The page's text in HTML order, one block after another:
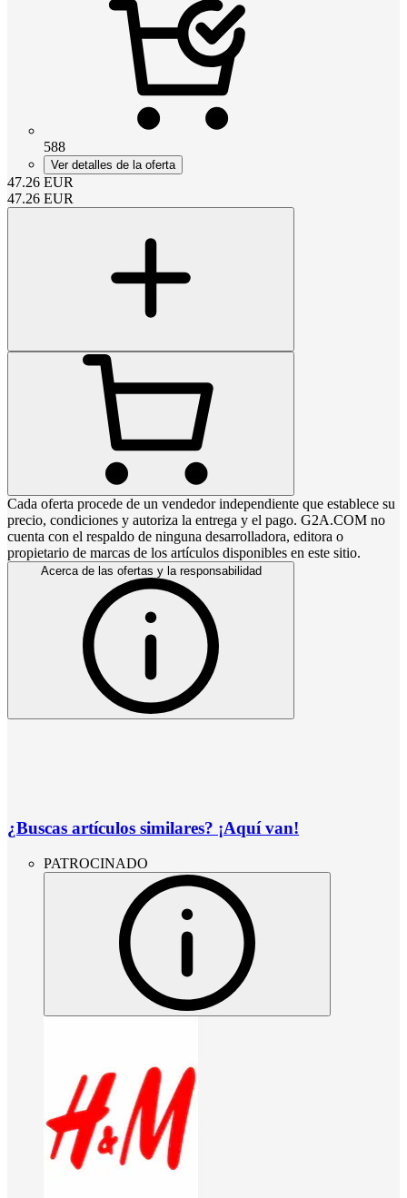
588
Ver detalles de la oferta
47.26 EUR
47.26 EUR
Cada oferta procede de un vendedor independiente que establece su
precio, condiciones y autoriza la entrega y el pago. G2A.COM no
cuenta con el respaldo de ninguna desarrolladora, editora o
propietario de marcas de los artículos disponibles en este sitio.
Acerca de las ofertas y la responsabilidad
¿Buscas artículos similares? ¡Aquí van!
PATROCINADO